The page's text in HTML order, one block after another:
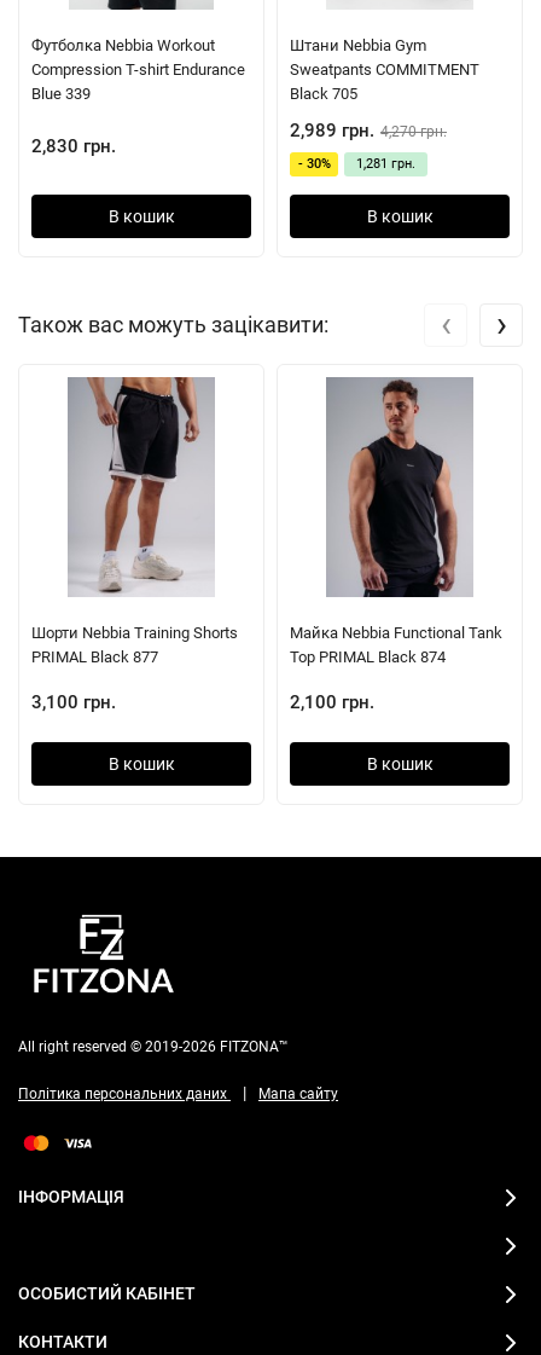
Футболка Nebbia Workout
Compression T-shirt Endurance
Blue 339
2,830 грн.
В кошик
Штани Nebbia Gym
Sweatpants COMMITMENT
Black 705
2,989 грн. 4,270 грн.
- 30% 1,281 грн.
В кошик
Також вас можуть зацікавити:
Шорти Nebbia Training Shorts
PRIMAL Black 877
3,100 грн.
В кошик
Майка Nebbia Functional Tank
Top PRIMAL Black 874
2,100 грн.
В кошик
‹ ›
All right reserved © 2019-2026 FITZONA™
Політика персональних даних | Мапа сайту
ІНФОРМАЦІЯ
ОСОБИСТИЙ КАБІНЕТ
КОНТАКТИ